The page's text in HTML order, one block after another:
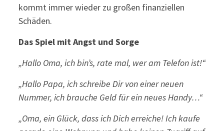
kommt immer wieder zu großen finanziellen
Schäden.
Das Spiel mit Angst und Sorge
„Hallo Oma, ich bin’s, rate mal, wer am Telefon ist!“
„Hallo Papa, ich schreibe Dir von einer neuen
Nummer, ich brauche Geld für ein neues Handy…“
„Oma, ein Glück, dass ich Dich erreiche! Ich kaufe